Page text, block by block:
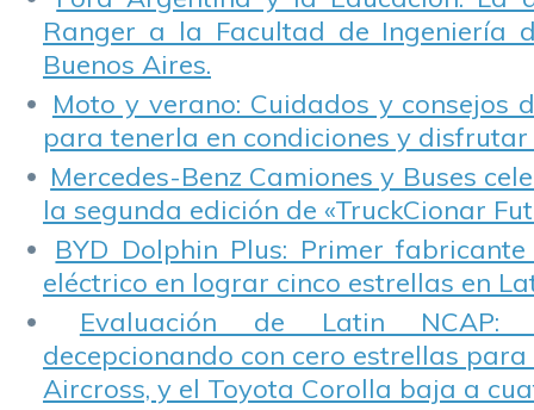
Ranger a la Facultad de Ingeniería
Buenos Aires.
Moto y verano: Cuidados y consejos
para tenerla en condiciones y disfrutar
Mercedes-Benz Camiones y Buses
la segunda edición de «TruckCionar
BYD Dolphin Plus: Primer
eléctrico en lograr cinco estrellas en
Evaluación de Latin NCAP:
decepcionando con cero estrellas para
Aircross, y el Toyota Corolla baja a